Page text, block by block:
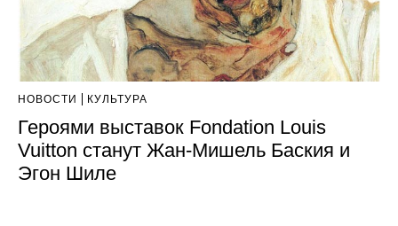
НОВОСТИ КУЛЬТУРА
Героями выставок Fondation Louis
Vuitton станут Жан-Мишель Баския и
Эгон Шиле